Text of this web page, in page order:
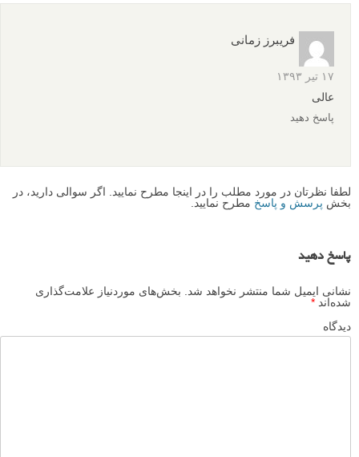
فریبرز زمانی
۱۷ تیر ۱۳۹۳
عالی
پاسخ دهید
لطفا نظرتان در مورد مطلب را در اینجا مطرح نمایید. اگر سوالی دارید، در
بخش پرسش و پاسخ مطرح نمایید.
پاسخ دهید
نشانی ایمیل شما منتشر نخواهد شد.
بخش‌های موردنیاز علامت‌گذاری
شده‌اند *
دیدگاه